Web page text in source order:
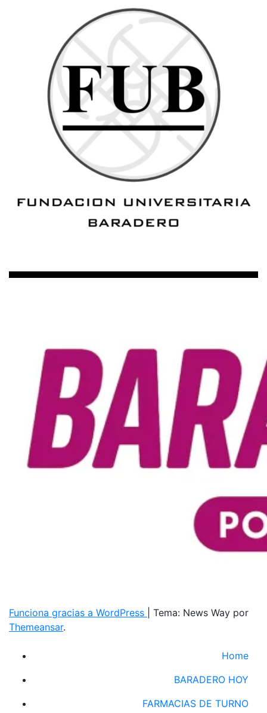
Funciona gracias a WordPress
Tema: News Way por
Themeansar.
Home
BARADERO HOY
FARMACIAS DE TURNO